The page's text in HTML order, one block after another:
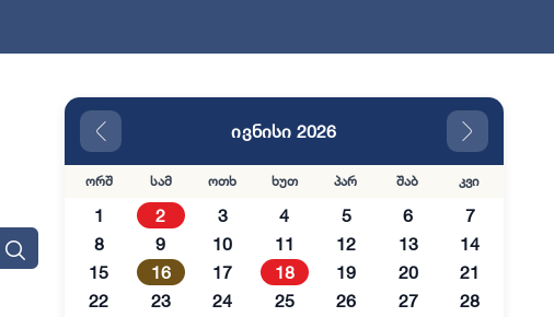
ივნისი 2026
ორშ სამ ოთხ ხუთ პარ შაბ კვი
1 2 3 4 5 6
7
8
9 10 11 12 13
14
15
16 17 18 19 20
21
22
23 24 25 26 27
28